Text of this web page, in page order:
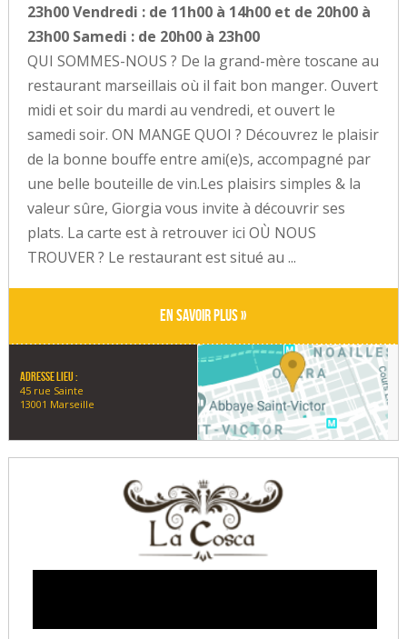
23h00 Vendredi : de 11h00 à 14h00 et de 20h00 à
23h00 Samedi : de 20h00 à 23h00
QUI SOMMES-NOUS ? De la grand-mère toscane au
restaurant marseillais où il fait bon manger. Ouvert
midi et soir du mardi au vendredi, et ouvert le
samedi soir. ON MANGE QUOI ? Découvrez le plaisir
de la bonne bouffe entre ami(e)s, accompagné par
une belle bouteille de vin.Les plaisirs simples & la
valeur sûre, Giorgia vous invite à découvrir ses
plats. La carte est à retrouver ici OÙ NOUS
TROUVER ? Le restaurant est situé au ...
En savoir plus »
Adresse lieu :
45 rue Sainte
13001 Marseille